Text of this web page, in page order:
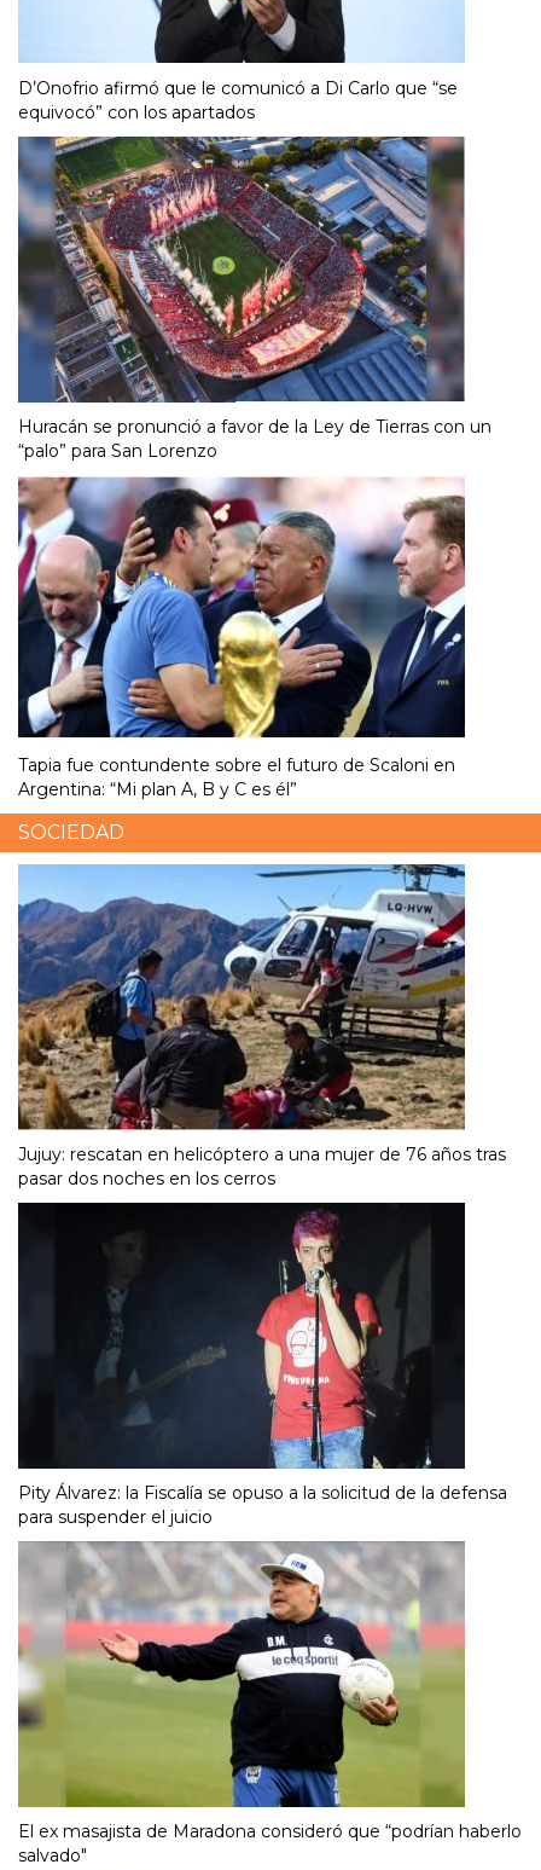
D’Onofrio afirmó que le comunicó a Di Carlo que “se
equivocó” con los apartados
Huracán se pronunció a favor de la Ley de Tierras con un
“palo” para San Lorenzo
Tapia fue contundente sobre el futuro de Scaloni en
Argentina: “Mi plan A, B y C es él”
SOCIEDAD
Jujuy: rescatan en helicóptero a una mujer de 76 años tras
pasar dos noches en los cerros
Pity Álvarez: la Fiscalía se opuso a la solicitud de la defensa
para suspender el juicio
El ex masajista de Maradona consideró que “podrían haberlo
salvado"